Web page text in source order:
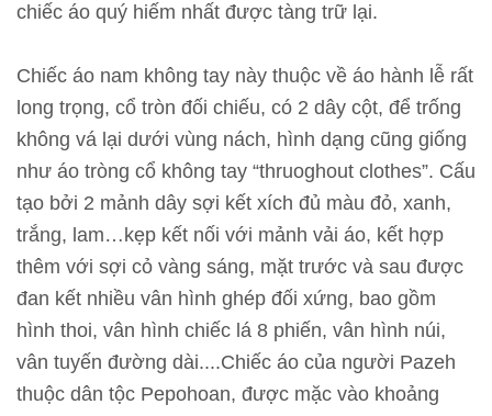
n
r
i
ể
n
l
ã
m
N
g
u
chiếc áo quý hiếm nhất được tàng trữ lại.
Chiếc áo nam không tay này thuộc về áo hành lễ rất
long trọng, cổ tròn đối chiếu, có 2 dây cột, để trống
không vá lại dưới vùng nách, hình dạng cũng giống
như áo tròng cổ không tay “thruoghout clothes”. Cấu
tạo bởi 2 mảnh dây sợi kết xích đủ màu đỏ, xanh,
trắng, lam…kẹp kết nối với mảnh vải áo, kết hợp
thêm với sợi cỏ vàng sáng, mặt trước và sau được
đan kết nhiều vân hình ghép đối xứng, bao gồm
hình thoi, vân hình chiếc lá 8 phiến, vân hình núi,
vân tuyến đường dài....Chiếc áo của người Pazeh
thuộc dân tộc Pepohoan, được mặc vào khoảng